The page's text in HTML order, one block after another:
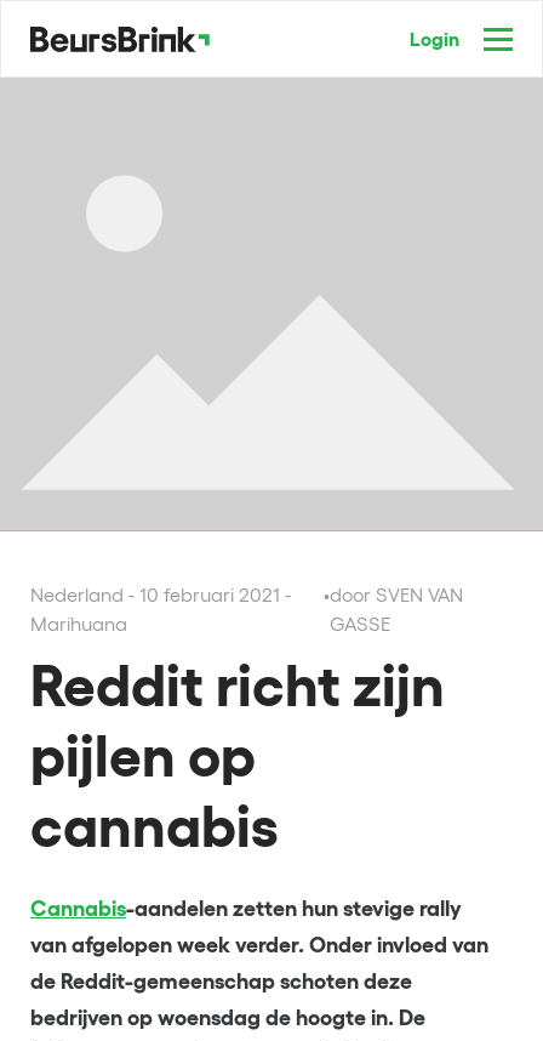
Login
Nederland - 10 februari 2021 -
Marihuana
•door SVEN VAN
GASSE
Reddit richt zijn
pijlen op
cannabis
Cannabis-aandelen zetten hun stevige rally
van afgelopen week verder. Onder invloed van
de Reddit-gemeenschap schoten deze
bedrijven op woensdag de hoogte in. De